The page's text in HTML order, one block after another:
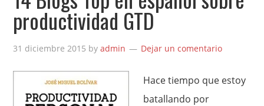
productividad GTD
31 diciembre 2015 byadmin Dejar un comentario
Hace tiempo que estoy
batallando por